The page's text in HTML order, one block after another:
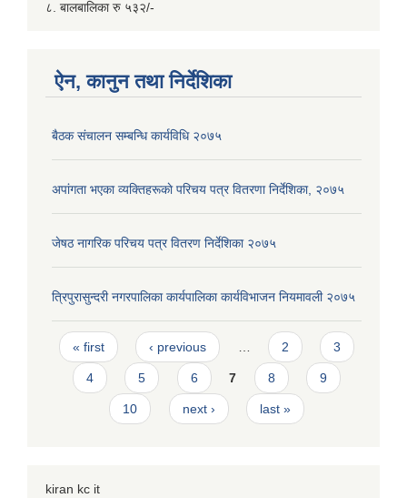
८. बालबालिका रु ५३२/-
ऐन, कानुन तथा निर्देशिका
बैठक संचालन सम्बन्धि कार्यविधि २०७५
अपांगता भएका व्यक्तिहरूकाे परिचय पत्र वितरणा निर्देशिका, २०७५
जेषठ नागरिक परिचय पत्र वितरण निर्देशिका २०७५
त्रिपुरासुन्दरी नगरपालिका कार्यपालिका कार्यविभाजन नियमावली २०७५
Pages
« first ‹ previous 2 3
4 5 6 7 8 9
10 next › last »
kiran kc it